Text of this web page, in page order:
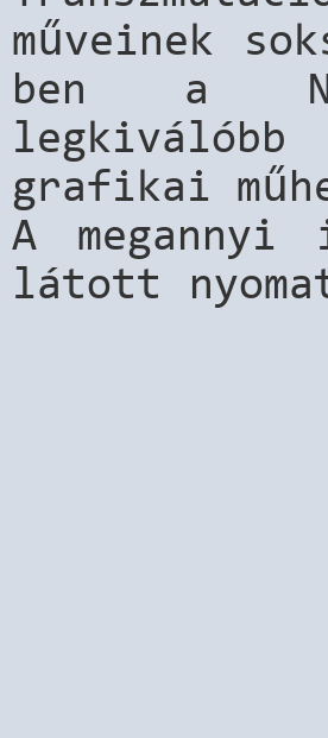
műveinek
ben a
grafikai
A
látott